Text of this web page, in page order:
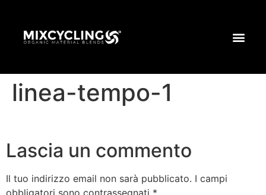
linea-tempo-1
Lascia un commento
Il tuo indirizzo email non sarà pubblicato. I campi
obbligatori sono contrassegnati *